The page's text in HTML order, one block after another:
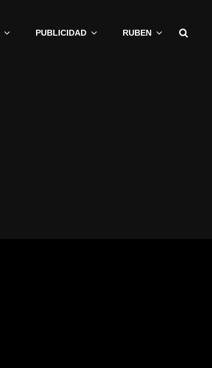
PUBLICIDAD RUBEN